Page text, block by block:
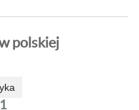
polskiej